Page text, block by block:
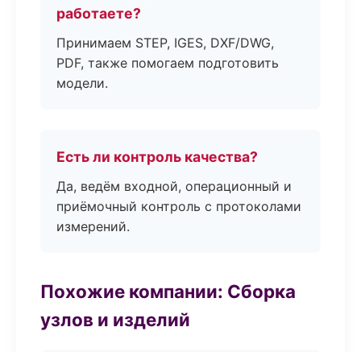
работаете?
Принимаем STEP, IGES, DXF/DWG,
PDF, также помогаем подготовить
модели.
Есть ли контроль качества?
Да, ведём входной, операционный и
приёмочный контроль с протоколами
измерений.
Похожие компании: Сборка
узлов и изделий